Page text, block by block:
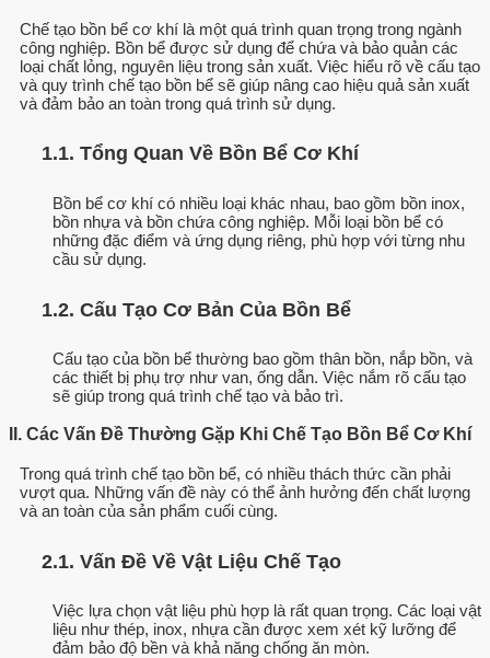
Chế tạo bồn bể cơ khí là một quá trình quan trọng trong ngành
công nghiệp. Bồn bể được sử dụng để chứa và bảo quản các
loại chất lỏng, nguyên liệu trong sản xuất. Việc hiểu rõ về cấu tạo
và quy trình chế tạo bồn bể sẽ giúp nâng cao hiệu quả sản xuất
và đảm bảo an toàn trong quá trình sử dụng.
1.1. Tổng Quan Về Bồn Bể Cơ Khí
Bồn bể cơ khí có nhiều loại khác nhau, bao gồm bồn inox,
bồn nhựa và bồn chứa công nghiệp. Mỗi loại bồn bể có
những đặc điểm và ứng dụng riêng, phù hợp với từng nhu
cầu sử dụng.
1.2. Cấu Tạo Cơ Bản Của Bồn Bể
Cấu tạo của bồn bể thường bao gồm thân bồn, nắp bồn, và
các thiết bị phụ trợ như van, ống dẫn. Việc nắm rõ cấu tạo
sẽ giúp trong quá trình chế tạo và bảo trì.
II. Các Vấn Đề Thường Gặp Khi Chế Tạo Bồn Bể Cơ Khí
Trong quá trình chế tạo bồn bể, có nhiều thách thức cần phải
vượt qua. Những vấn đề này có thể ảnh hưởng đến chất lượng
và an toàn của sản phẩm cuối cùng.
2.1. Vấn Đề Về Vật Liệu Chế Tạo
Việc lựa chọn vật liệu phù hợp là rất quan trọng. Các loại vật
liệu như thép, inox, nhựa cần được xem xét kỹ lưỡng để
đảm bảo độ bền và khả năng chống ăn mòn.